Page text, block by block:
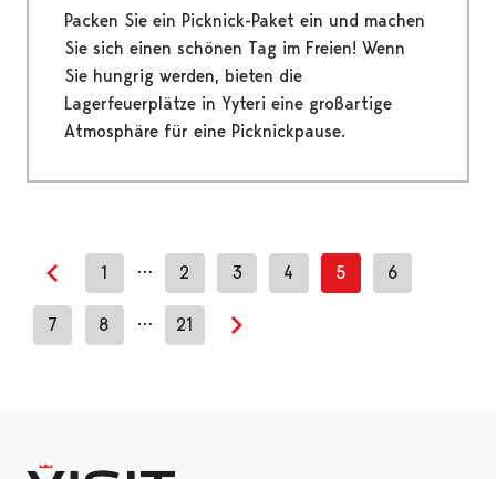
Packen Sie ein Picknick-Paket ein und machen
Sie sich einen schönen Tag im Freien! Wenn
Sie hungrig werden, bieten die
Lagerfeuerplätze in Yyteri eine großartige
Atmosphäre für eine Picknickpause.
Previous page
1 … 2 3 4 5 6
7 8 … 21